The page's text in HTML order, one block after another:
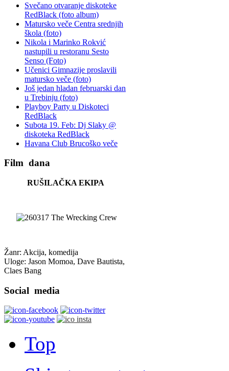
Svečano otvaranje diskoteke
RedBlack (foto album)
Matursko veče Centra srednjih
škola (foto)
Nikola i Marinko Rokvić
nastupili u restoranu Sesto
Senso (Foto)
Učenici Gimnazije proslavili
matursko veče (foto)
Još jedan hladan februarski dan
u Trebinju (foto)
Playboy Party u Diskoteci
RedBlack
Subota 19. Feb: Dj Slaky @
diskoteka RedBlack
Havana Club Brucoško veče
Film dana
RUŠILAČKA EKIPA
Žanr: Akcija, komedija
Uloge: Jason Momoa, Dave Bautista,
Claes Bang
Social media
Top